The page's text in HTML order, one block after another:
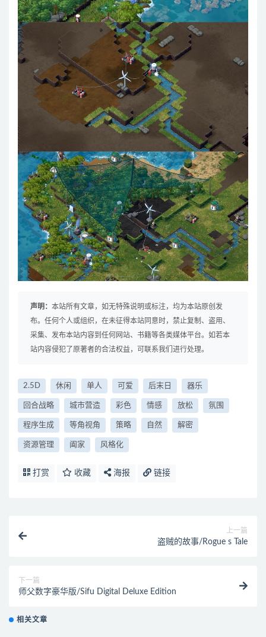
声明： 本站所有文章，如无特殊说明或标注，均为本站原创发
布。任何个人或组织，在未征得本站同意时，禁止复制、盗用、
采集、发布本站内容到任何网站、书籍等各类媒体平台。如若本
站内容侵犯了原著者的合法权益，可联系我们进行处理。
2.5D 休闲 单人 可爱 后末日 器乐
回合战略 城市营造 彩色 情感 放松 氛围
程序生成 等角视角 策略 自然 解密
资源管理 阖家 风格化
打赏 收藏 海报 链接
上一篇
盗贼的故事/Rogue s Tale
下一篇
师父数字豪华版/Sifu Digital Deluxe Edition
相关文章